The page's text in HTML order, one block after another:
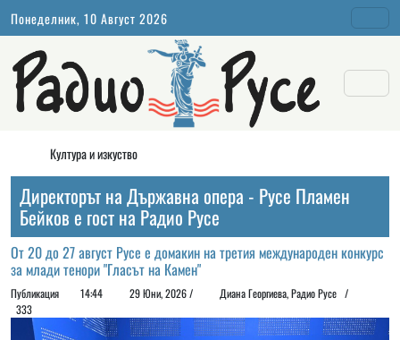
Понеделник, 10 Август 2026
Култура и изкуство
Директорът на Държавна опера - Русе Пламен
Бейков е гост на Радио Русе
От 20 до 27 август Русе е домакин на третия международен конкурс
за млади тенори "Гласът на Камен"
Публикация 14:44 29 Юни, 2026 /
Диана Георгиeва, Радио Русе /
333